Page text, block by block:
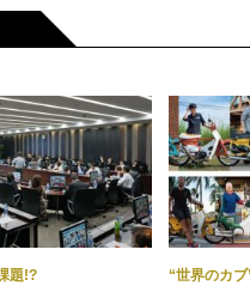
ュアリーカーのリーダーシ
デザインが特徴。ドライ
ーが融合されたもので、
題!? “世界のカ